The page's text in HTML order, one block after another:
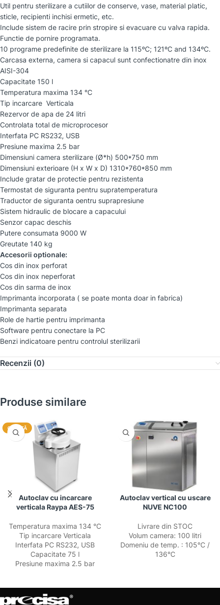
Util pentru sterilizare a cutiilor de conserve, vase, material platic,
sticle, recipienti inchisi ermetic, etc.
Include sistem de racire prin stropire si evacuare cu valva rapida.
Functie de pornire programata.
10 programe predefinite de sterilizare la 115ºC; 121ºC and 134ºC.
Carcasa externa, camera si capacul sunt confectionatre din inox
AISI-304
Capacitate 150 l
Temperatura maxima 134 °C
Tip incarcare Verticala
Rezervor de apa de 24 litri
Controlata total de microprocesor
Interfata PC RS232, USB
Presiune maxima 2.5 bar
Dimensiuni camera sterilizare (Ø*h) 500*750 mm
Dimensiuni exterioare (H x W x D) 1310*760*850 mm
Include gratar de protectie pentru rezistenta
Termostat de siguranta pentru supratemperatura
Traductor de siguranta oentru suprapresiune
Sistem hidraulic de blocare a capacului
Senzor capac deschis
Putere consumata 9000 W
Greutate 140 kg
Accesorii optionale:
Cos din inox perforat
Cos din inox neperforat
Cos din sarma de inox
Imprimanta incorporata ( se poate monta doar in fabrica)
Imprimanta separata
Role de hartie pentru imprimanta
Software pentru conectare la PC
Benzi indicatoare pentru controlul sterilizarii
Recenzii (0)
Produse similare
OFERTĂ
Autoclav cu incarcare
verticala Raypa AES-75
Temperatura maxima 134 °C
Tip incarcare Verticala
Interfata PC RS232, USB
Capacitate 75 l
Presiune maxima 2.5 bar
Autoclav vertical cu uscare
NUVE NC100
Livrare din STOC
Volum camera: 100 litri
Domeniu de temp. : 105°C /
136°C